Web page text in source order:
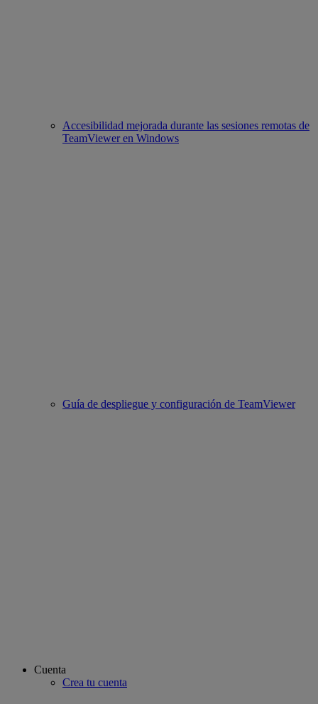
Accesibilidad mejorada durante las sesiones remotas de
TeamViewer en Windows
Guía de despliegue y configuración de TeamViewer
Cuenta
Crea tu cuenta